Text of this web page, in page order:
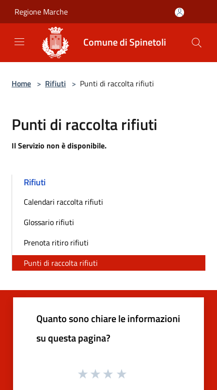
Regione Marche
Comune di Spinetoli
Home > Rifiuti > Punti di raccolta rifiuti
Punti di raccolta rifiuti
Il Servizio non è disponibile.
Rifiuti
Calendari raccolta rifiuti
Glossario rifiuti
Prenota ritiro rifiuti
Punti di raccolta rifiuti
Quanto sono chiare le informazioni
su questa pagina?